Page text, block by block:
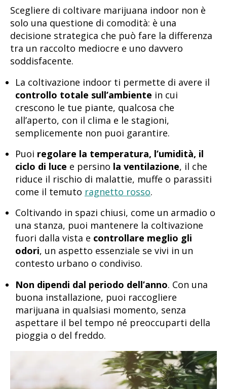
Scegliere di coltivare marijuana indoor non è
solo una questione di comodità: è una
decisione strategica che può fare la differenza
tra un raccolto mediocre e uno davvero
soddisfacente.
La coltivazione indoor ti permette di avere il
controllo totale sull’ambiente in cui
crescono le tue piante, qualcosa che
all’aperto, con il clima e le stagioni,
semplicemente non puoi garantire.
Puoi regolare la temperatura, l’umidità, il
ciclo di luce e persino la ventilazione, il che
riduce il rischio di malattie, muffe o parassiti
come il temuto ragnetto rosso.
Coltivando in spazi chiusi, come un armadio o
una stanza, puoi mantenere la coltivazione
fuori dalla vista e controllare meglio gli
odori, un aspetto essenziale se vivi in un
contesto urbano o condiviso.
Non dipendi dal periodo dell’anno. Con una
buona installazione, puoi raccogliere
marijuana in qualsiasi momento, senza
aspettare il bel tempo né preoccuparti della
pioggia o del freddo.